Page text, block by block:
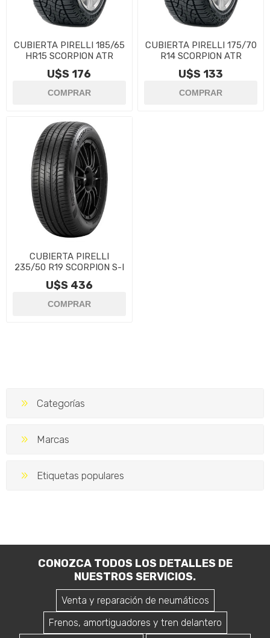
CUBIERTA PIRELLI 185/65
HR15 SCORPION ATR
U$S 176
CUBIERTA PIRELLI 175/70
R14 SCORPION ATR
U$S 133
CUBIERTA PIRELLI
235/50 R19 SCORPION S-I
U$S 436
Categorías
Marcas
Etiquetas populares
CONOZCA TODOS LOS DETALLES DE
NUESTROS SERVICIOS.
Venta y reparación de neumáticos
Frenos, amortiguadores y tren delantero